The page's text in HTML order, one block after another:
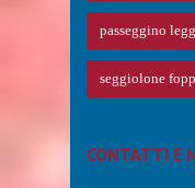
passeggino
seggiolone
CONTATTI E